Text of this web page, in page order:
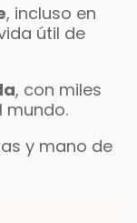
, incluso en
útil de
, con miles
mundo.
y mano de